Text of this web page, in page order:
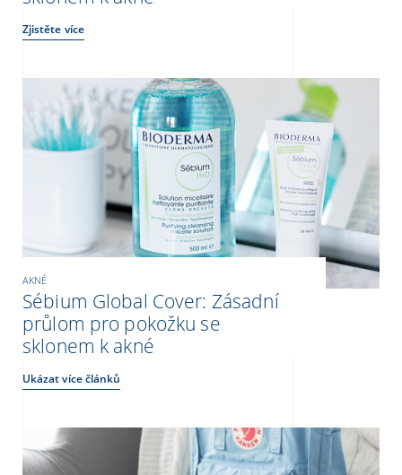
Zjistěte více
AKNÉ
Sébium Global Cover: Zásadní
průlom pro pokožku se
sklonem k akné
Ukázat více článků